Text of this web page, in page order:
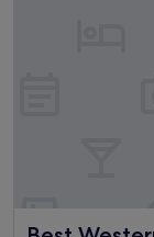
Best Western